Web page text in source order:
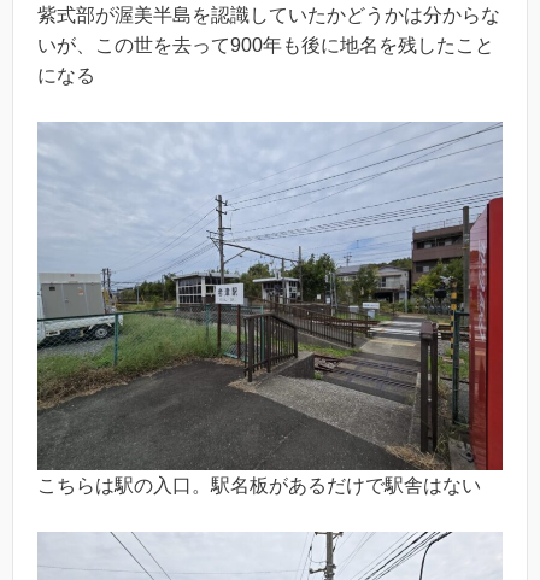
紫式部が渥美半島を認識していたかどうかは分からな
いが、この世を去って900年も後に地名を残したこと
になる
こちらは駅の入口。駅名板があるだけで駅舎はない